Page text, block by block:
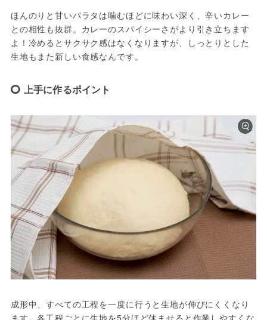
ほんのりと甘いパラタは噛むほどに味わい深く、辛いカレー
との相性も抜群。カレーのスパイシーさがより引き立ちます
よ！冷めるとサクサク感はなくなりますが、しっとりとした
生地もまた新しい食感なんです。
上手に作るポイント
成形中、すべての工程を一度に行うと生地が伸びにくくなり
ます。各工程ごとに生地を5分ほど休ませると作業しやすくな